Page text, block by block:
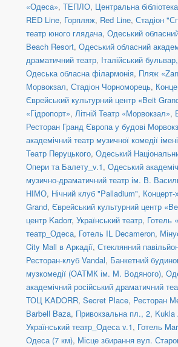
«Одеса», ТЕПЛО, Центральна
RED Line, Горпляж, Red Line, Стадіон
театр юного глядача, Одеський
Beach Resort, Одеський обласний
драматичний театр, Італійський
Одеська обласна філармонія, Пляж
Морвокзал, Стадіон Чорноморець,
Єврейський культурний центр «Beit
«Гідропорт», Літній Театр «Морвокзал»,
Ресторан Гранд Європа у будові
академічний театр музичної комедії
Театр Перуцького, Одеський
Опери та Балету_v.1, Одеський
музично-драматичний театр ім. В.
НІМО, Нічний клуб "Palladium",
Grand, Єврейський культурний центр
центр Kadorr, Український театр, Готель
театр_Одеса, Готель IL Decameron,
City Mall в Аркадії, Стеклянний
Ресторан-клуб Vandal, Банкетний
музкомедії (ОАТМК ім. М. Водяного),
академічний російський драматичний
ТОЦ KADORR, Secret Place, Ресторан
Barbell Baza, Привокзальна пл., 2, Kukla
Український театр_Одеса v.1, Готель
Одеса (7 км), Місце збирання вул.